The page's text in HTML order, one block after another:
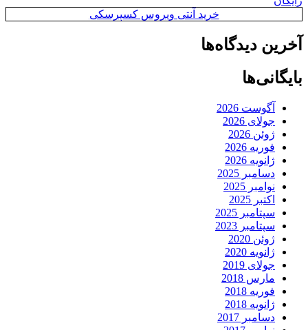
خرید آنتی ویروس کسپرسکی
آخرین دیدگاه‌ها
بایگانی‌ها
آگوست 2026
جولای 2026
ژوئن 2026
فوریه 2026
ژانویه 2026
دسامبر 2025
نوامبر 2025
اکتبر 2025
سپتامبر 2025
سپتامبر 2023
ژوئن 2020
ژانویه 2020
جولای 2019
مارس 2018
فوریه 2018
ژانویه 2018
دسامبر 2017